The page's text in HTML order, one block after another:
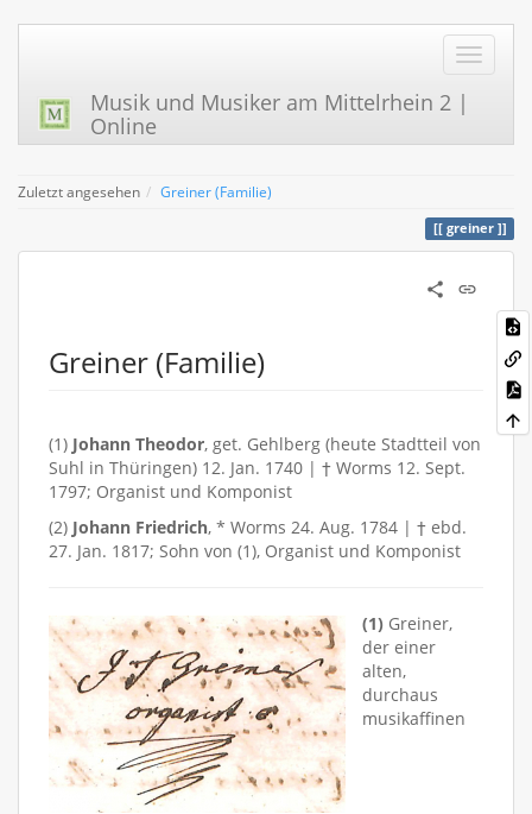
Musik und Musiker am Mittelrhein 2 |
Online
Zuletzt angesehen Greiner (Familie)
greiner
Greiner (Familie)
(1) Johann Theodor, get. Gehlberg (heute Stadtteil von
Suhl in Thüringen) 12. Jan. 1740 | † Worms 12. Sept.
1797; Organist und Komponist
(2) Johann Friedrich, * Worms 24. Aug. 1784 | † ebd.
27. Jan. 1817; Sohn von (1), Organist und Komponist
(1) Greiner,
der einer
alten,
durchaus
musikaffinen